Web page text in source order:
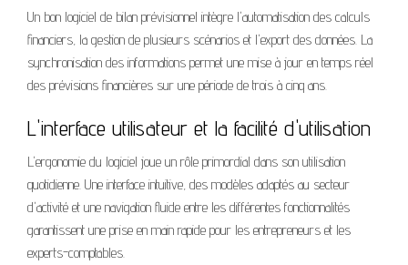
Un bon logiciel de bilan prévisionnel intègre l'automatisation des calculs
financiers, la gestion de plusieurs scénarios et l'export des données. La
synchronisation des informations permet une mise à jour en temps réel
des prévisions financières sur une période de trois à cinq ans.
L'interface utilisateur et la facilité d'utilisation
L'ergonomie du logiciel joue un rôle primordial dans son utilisation
quotidienne. Une interface intuitive, des modèles adaptés au secteur
d'activité et une navigation fluide entre les différentes fonctionnalités
garantissent une prise en main rapide pour les entrepreneurs et les
experts-comptables.